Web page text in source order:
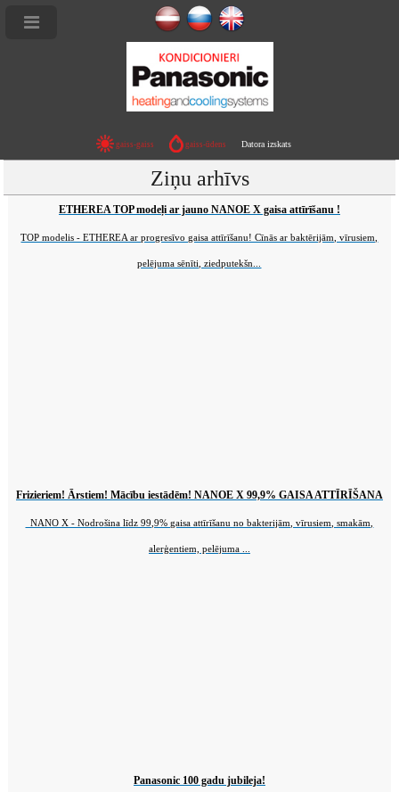
gaiss-gaiss gaiss-ūdens Datora izskats
Ziņu arhīvs
ETHEREA TOP modeļi ar jauno NANOE X gaisa attīrīšanu !
TOP modelis - ETHEREA ar progresīvo gaisa attīrīšanu! Cīnās ar baktērijām, vīrusiem,
pelējuma sēnīti, ziedputekšn...
Frizieriem! Ārstiem! Mācību iestādēm! NANOE X 99,9% GAISA ATTĪRĪŠANA
NANO X - Nodrošina līdz 99,9% gaisa attīrīšanu no bakterijām, vīrusiem, smakām,
alerģentiem, pelējuma ...
Panasonic 100 gadu jubileja!